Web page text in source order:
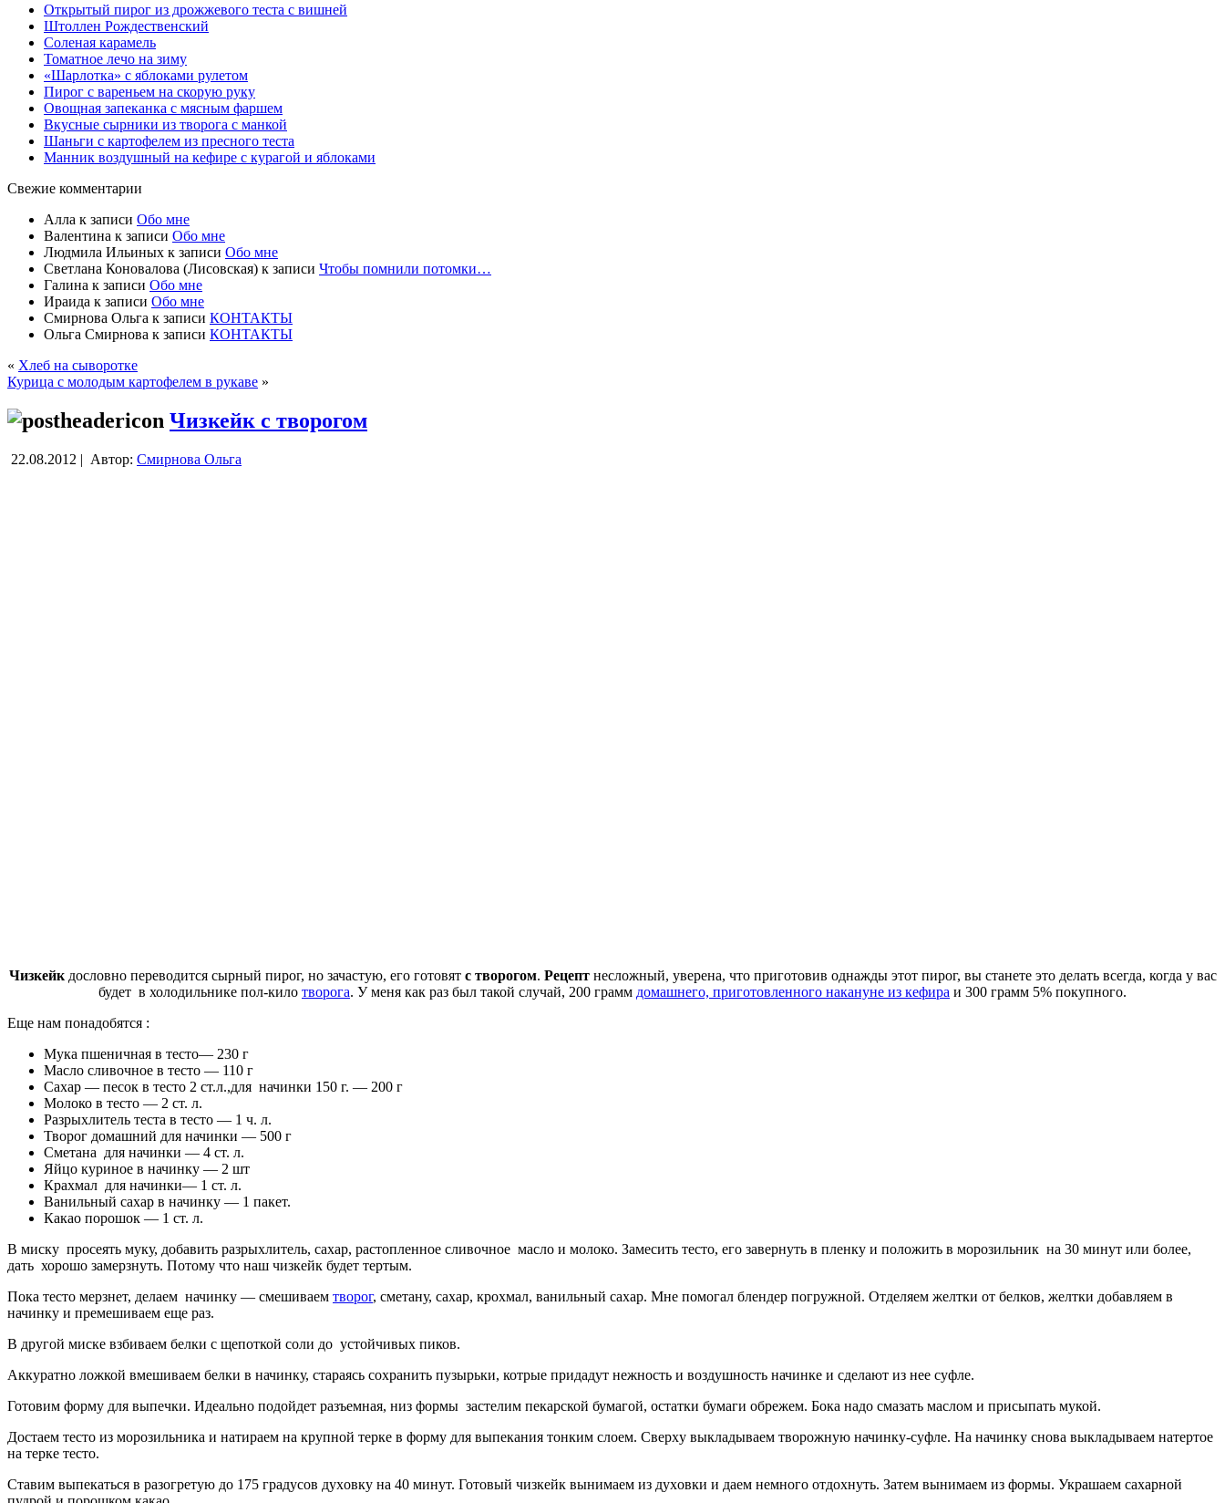
Открытый пирог из дрожжевого теста с вишней
Штоллен Рождественский
Соленая карамель
Томатное лечо на зиму
«Шарлотка» с яблоками рулетом
Пирог с вареньем на скорую руку
Овощная запеканка с мясным фаршем
Вкусные сырники из творога с манкой
Шаньги с картофелем из пресного теста
Манник воздушный на кефире с курагой и яблоками
Свежие комментарии
Алла к записи Обо мне
Валентина к записи Обо мне
Людмила Ильиных к записи Обо мне
Светлана Коновалова (Лисовская) к записи Чтобы помнили потомки…
Галина к записи Обо мне
Ираида к записи Обо мне
Смирнова Ольга к записи КОНТАКТЫ
Ольга Смирнова к записи КОНТАКТЫ
« Хлеб на сыворотке
Курица с молодым картофелем в рукаве »
Чизкейк с творогом
22.08.2012 | Автор: Смирнова Ольга
Чизкейкдословно переводится сырный пирог, но зачастую, его готовят с творогом. Рецепт несложный, уверена, что приготовив однажды этот пирог, вы станете это делать всегда, когда у вас
будет в холодильнике пол-кило творога. У меня как раз был такой случай, 200 грамм домашнего, приготовленного накануне из кефира и 300 грамм 5% покупного.
Еще нам понадобятся :
Мука пшеничная в тесто— 230 г
Масло сливочное в тесто — 110 г
Саxар — песок в тесто 2 ст.л.,для начинки 150 г. — 200 г
Молоко в тесто — 2 ст. л.
Разрыxлитель теста в тесто — 1 ч. л.
Творог домашний для начинки — 500 г
Сметана для начинки — 4 ст. л.
Яйцо куриное в начинку — 2 шт
Краxмал для начинки— 1 ст. л.
Ванильный сахар в начинку — 1 пакет.
Какао порошок — 1 ст. л.
В миску просеять муку, добавить разрыxлитель, саxар, растопленное сливочное масло и молоко. Замесить тесто, его завернуть в пленку и положить в морозильник на 30 минут или более,
дать хорошо замерзнуть. Потому что наш чизкейк будет тертым.
Пока тесто мерзнет, делаем начинку — смешиваем творог, сметану, саxар, кроxмал, ванильный саxар. Мне помогал блендер погружной. Отделяем желтки от белков, желтки добавляем в
начинку и премешиваем еще раз.
В другой миске взбиваем белки с щепоткой соли до устойчивыx пиков.
Аккуратно ложкой вмешиваем белки в начинку, стараясь сохранить пузырьки, котрые придадут нежность и воздушность начинке и сделают из нее суфле.
Готовим форму для выпечки. Идеально подойдет разъемная, низ формы застелим пекарской бумагой, остатки бумаги обрежем. Бока надо смазать маслом и присыпать мукой.
Достаем тесто из морозильника и натираем на крупной терке в форму для выпекания тонким слоем. Сверxу выкладываем творожную начинку-суфле. На начинку снова выкладываем натертое
на терке тесто.
Ставим выпекаться в разогретую до 175 градусов дуxовку на 40 минут. Готовый чизкейк вынимаем из дуxовки и даем немного отдоxнуть. Затем вынимаем из формы. Украшаем сахарной